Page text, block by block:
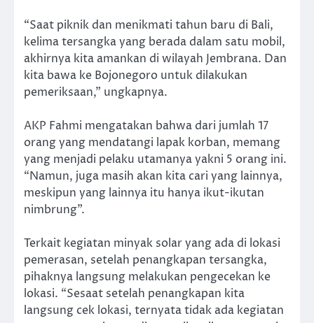
“Saat piknik dan menikmati tahun baru di Bali,
kelima tersangka yang berada dalam satu mobil,
akhirnya kita amankan di wilayah Jembrana. Dan
kita bawa ke Bojonegoro untuk dilakukan
pemeriksaan,” ungkapnya.
AKP Fahmi mengatakan bahwa dari jumlah 17
orang yang mendatangi lapak korban, memang
yang menjadi pelaku utamanya yakni 5 orang ini.
“Namun, juga masih akan kita cari yang lainnya,
meskipun yang lainnya itu hanya ikut-ikutan
nimbrung”.
Terkait kegiatan minyak solar yang ada di lokasi
pemerasan, setelah penangkapan tersangka,
pihaknya langsung melakukan pengecekan ke
lokasi. “Sesaat setelah penangkapan kita
langsung cek lokasi, ternyata tidak ada kegiatan